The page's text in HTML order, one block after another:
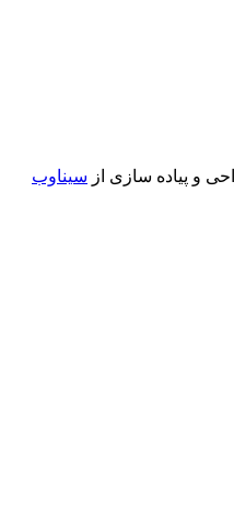
و پیاده سازی از سیناوب